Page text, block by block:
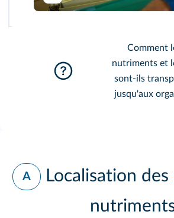
Comment
nutriments et
sont-ils
jusqu'aux
A
Localisation